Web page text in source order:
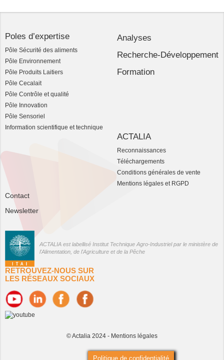
Poles d’expertise
Pôle Sécurité des aliments
Pôle Environnement
Pôle Produits Laitiers
Pôle Cecalait
Pôle Contrôle et qualité
Pôle Innovation
Pôle Sensoriel
Information scientifique et technique
Analyses
Recherche-Développement
Formation
ACTALIA
Reconnaissances
Téléchargements
Conditions générales de vente
Mentions légales et RGPD
Contact
Newsletter
ACTALIA est labellisé Institut Technique Agro-Industriel par le ministère de
l'Alimentation, de l'Agriculture et de la Pêche
RETROUVEZ-NOUS SUR
LES RÉSEAUX SOCIAUX
© Actalia 2024 - Mentions légales
Politique de confidentialité